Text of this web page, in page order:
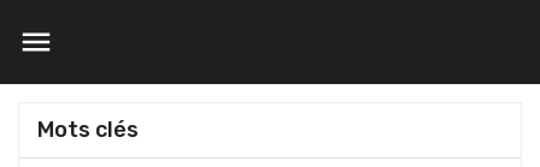

Mots clés